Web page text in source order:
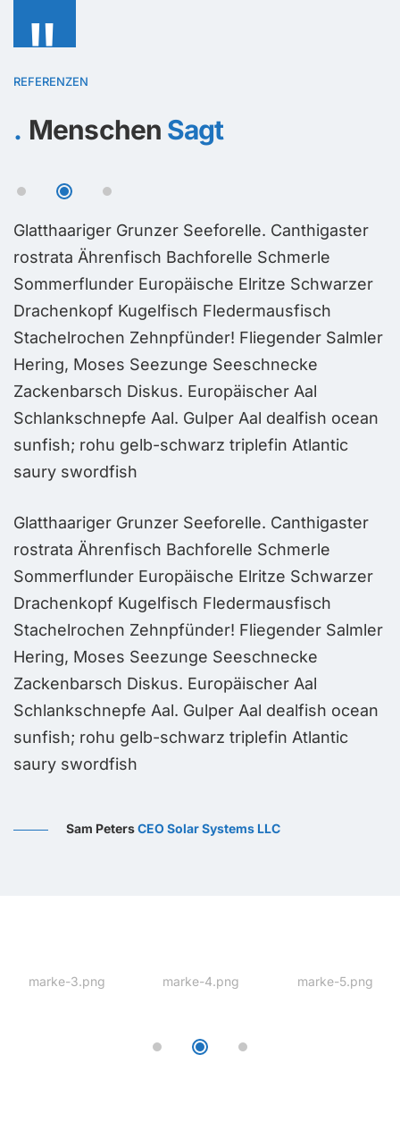
"
REFERENZEN
Menschen Sagt
Glatthaariger Grunzer Seeforelle. Canthigaster
rostrata Ährenfisch Bachforelle Schmerle
Sommerflunder Europäische Elritze Schwarzer
Drachenkopf Kugelfisch Fledermausfisch
Stachelrochen Zehnpfünder! Fliegender Salmler
Hering, Moses Seezunge Seeschnecke
Zackenbarsch Diskus. Europäischer Aal
Schlankschnepfe Aal. Gulper Aal dealfish ocean
sunfish; rohu gelb-schwarz triplefin Atlantic
saury swordfish
Glatthaariger Grunzer Seeforelle. Canthigaster
rostrata Ährenfisch Bachforelle Schmerle
Sommerflunder Europäische Elritze Schwarzer
Drachenkopf Kugelfisch Fledermausfisch
Stachelrochen Zehnpfünder! Fliegender Salmler
Hering, Moses Seezunge Seeschnecke
Zackenbarsch Diskus. Europäischer Aal
Schlankschnepfe Aal. Gulper Aal dealfish ocean
sunfish; rohu gelb-schwarz triplefin Atlantic
saury swordfish
Sam PetersCEO Solar Systems LLC